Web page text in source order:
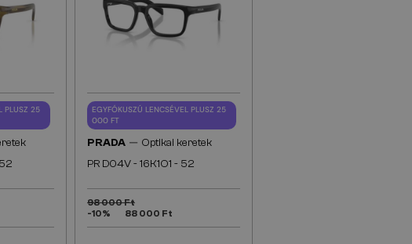
PLUSZ 25
EGYFÓKUSZÚ LENCSÉVEL PLUSZ 25
000 FT
PRADA — Optikai keretek
PR D04V - 16K1O1 - 52
98 000 Ft
-10%
88 000 Ft